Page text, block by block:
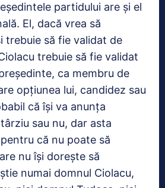
partidului are şi el
El, dacă vrea să
trebuie să fie validat de
trebuie să fie validat
ca membru de
opţiunea lui, candidez sau
că îşi va anunţa
sau nu, dar asta
că nu poate să
nu îşi doreşte să
numai domnul Ciolacu,